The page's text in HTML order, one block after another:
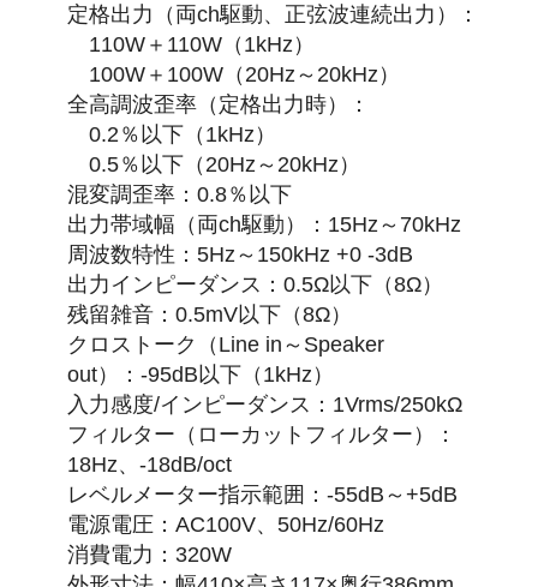
定格出力（両ch駆動、正弦波連続出力）：
110W＋110W（1kHz）
100W＋100W（20Hz～20kHz）
全高調波歪率（定格出力時）：
0.2％以下（1kHz）
0.5％以下（20Hz～20kHz）
混変調歪率：0.8％以下
出力帯域幅（両ch駆動）：15Hz～70kHz
周波数特性：5Hz～150kHz +0 -3dB
出力インピーダンス：0.5Ω以下（8Ω）
残留雑音：0.5mV以下（8Ω）
クロストーク（Line in～Speaker
out）：-95dB以下（1kHz）
入力感度/インピーダンス：1Vrms/250kΩ
フィルター（ローカットフィルター）：
18Hz、-18dB/oct
レベルメーター指示範囲：-55dB～+5dB
電源電圧：AC100V、50Hz/60Hz
消費電力：320W